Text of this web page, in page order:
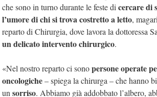
che sono in turno durante le feste di cercare di
l’umore di chi si trova costretto a letto,
reparto di Chirurgia, dove lavora la dottoressa
un delicato intervento chirurgico.
«Nel nostro reparto ci sonopersone operate
oncologiche– spiega la chirurga – che hanno
un sorriso. Abbiamo già addobbato l’albero,